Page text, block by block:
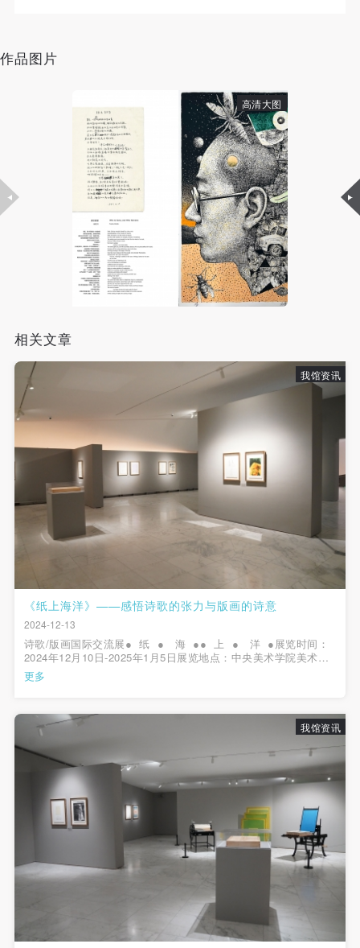
作品图片
高清大图
相关文章
我馆资讯
《纸上海洋》——感悟诗歌的张力与版画的诗意
2024-12-13
诗歌/版画国际交流展● 纸 ● 海 ●● 上 ● 洋 ●展览时间：
2024年12月10日-2025年1月5日展览地点：中央美术学院美术馆
四层展厅▼12月11日，“《纸上海洋》诗歌与版画”展览开幕式在
中央美术学院美术馆...
更多
我馆资讯
可使用雅昌艺术网会员账户登录
中央美术学院美术馆肖像权许可使用协议
民法通则》以及 最高人民法院关于贯彻执行 《中华
人民共和国民法通则》若干问题的意见（试行）>的
有关规定，为明确肖像许可方（甲方）和使用方（乙
方）的权利义务关系，经双方友好协商，甲乙双方就
带有甲方肖像的作品的使用达成如下一致协议：
一、 一般约定
（1）、甲方为本协议中的肖像权人，自愿将自己的
肖像权许可乙方作符合本协议约定和法律规定的用
（2）、乙方中央美术学院美术馆是一所具有标志
院美术馆与时代同行，努力塑造一个开放、自由、学
术的空间氛围，竭诚与各单位、企业、机构、艺术家
和观众进行良好互动。以学院的学术研究为基础，积
极策划国际、国内多视角、多领域的展览、论坛及公
共教育活动，为美院师生、中外艺术家以及社会公众
提供一个交流、学习、展示的平台。作为一家公益性
单位，其开展的公共教育活动以学术性和公益性为
主。
（3）、乙方为甲方拍摄中央美术学院公共教育部所
有公教活动。
二、拍摄内容、使用形式、使用地域范围
（1）、拍摄内容 乙方拍摄的带有甲方肖像的作品内
容包括：①中央美术学院美术馆②中央美术学院校园
内○3由中央美术学院公共教育部策划或执行的一切活
动。
（2）、使用形式 用于中央美术学院图书出版、销售
（3）、使用地域范围
适用地域范围包括国内和国外。
使用肖像的媒介限于不损害甲方肖像权的任何媒介
（如杂志、网络等）。
三、肖像权使用期限
四、许可使用费用
带有甲方肖像作品的拍摄费用由乙方承担。
乙方于拍摄完带有甲方肖像的作品无需支付甲方任何
费用。
中央美术学院美术馆肖像权许可使用协议
民法通则》以及 最高人民法院关于贯彻执行 《中华
人民共和国民法通则》若干问题的意见（试行）>的
有关规定，为明确肖像许可方（甲方）和使用方（乙
方）的权利义务关系，经双方友好协商，甲乙双方就
带有甲方肖像的作品的使用达成如下一致协议：
一、 一般约定
（1）、甲方为本协议中的肖像权人，自愿将自己的
肖像权许可乙方作符合本协议约定和法律规定的用
（2）、乙方中央美术学院美术馆是一所具有标志
院美术馆与时代同行，努力塑造一个开放、自由、学
术的空间氛围，竭诚与各单位、企业、机构、艺术家
和观众进行良好互动。以学院的学术研究为基础，积
极策划国际、国内多视角、多领域的展览、论坛及公
共教育活动，为美院师生、中外艺术家以及社会公众
提供一个交流、学习、展示的平台。作为一家公益性
单位，其开展的公共教育活动以学术性和公益性为
主。
（3）、乙方为甲方拍摄中央美术学院公共教育部所
有公教活动。
二、拍摄内容、使用形式、使用地域范围
（1）、拍摄内容 乙方拍摄的带有甲方肖像的作品内
容包括：①中央美术学院美术馆②中央美术学院校园
内○3由中央美术学院公共教育部策划或执行的一切活
动。
（2）、使用形式 用于中央美术学院图书出版、销售
（3）、使用地域范围
适用地域范围包括国内和国外。
使用肖像的媒介限于不损害甲方肖像权的任何媒介
（如杂志、网络等）。
三、肖像权使用期限
四、许可使用费用
带有甲方肖像作品的拍摄费用由乙方承担。
乙方于拍摄完带有甲方肖像的作品无需支付甲方任何
费用。
中央美术学院美术馆肖像权许可使用协议
民法通则》以及 最高人民法院关于贯彻执行 《中华
人民共和国民法通则》若干问题的意见（试行）>的
有关规定，为明确肖像许可方（甲方）和使用方（乙
方）的权利义务关系，经双方友好协商，甲乙双方就
带有甲方肖像的作品的使用达成如下一致协议：
一、 一般约定
（1）、甲方为本协议中的肖像权人，自愿将自己的
肖像权许可乙方作符合本协议约定和法律规定的用
（2）、乙方中央美术学院美术馆是一所具有标志
院美术馆与时代同行，努力塑造一个开放、自由、学
术的空间氛围，竭诚与各单位、企业、机构、艺术家
和观众进行良好互动。以学院的学术研究为基础，积
极策划国际、国内多视角、多领域的展览、论坛及公
共教育活动，为美院师生、中外艺术家以及社会公众
提供一个交流、学习、展示的平台。作为一家公益性
单位，其开展的公共教育活动以学术性和公益性为
主。
（3）、乙方为甲方拍摄中央美术学院公共教育部所
有公教活动。
二、拍摄内容、使用形式、使用地域范围
（1）、拍摄内容 乙方拍摄的带有甲方肖像的作品内
容包括：①中央美术学院美术馆②中央美术学院校园
内○3由中央美术学院公共教育部策划或执行的一切活
动。
（2）、使用形式 用于中央美术学院图书出版、销售
（3）、使用地域范围
适用地域范围包括国内和国外。
使用肖像的媒介限于不损害甲方肖像权的任何媒介
（如杂志、网络等）。
三、肖像权使用期限
四、许可使用费用
带有甲方肖像作品的拍摄费用由乙方承担。
乙方于拍摄完带有甲方肖像的作品无需支付甲方任何
费用。